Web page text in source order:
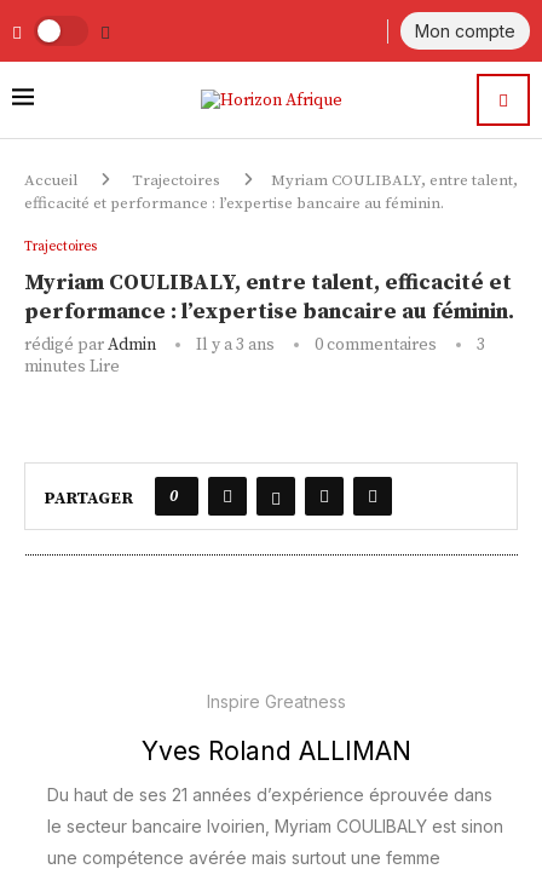
Mon compte
Accueil Trajectoires
Myriam COULIBALY, entre talent,
efficacité et performance : l’expertise bancaire au féminin.
Trajectoires
Myriam COULIBALY, entre talent, efficacité et
performance : l’expertise bancaire au féminin.
rédigé parAdmin Il y a 3 ans 0 commentaires
3
minutes Lire
PARTAGER 0
Inspire Greatness
Yves Roland ALLIMAN
Du haut de ses 21 années d’expérience éprouvée dans
le secteur bancaire Ivoirien, Myriam COULIBALY est sinon
une compétence avérée mais surtout une femme